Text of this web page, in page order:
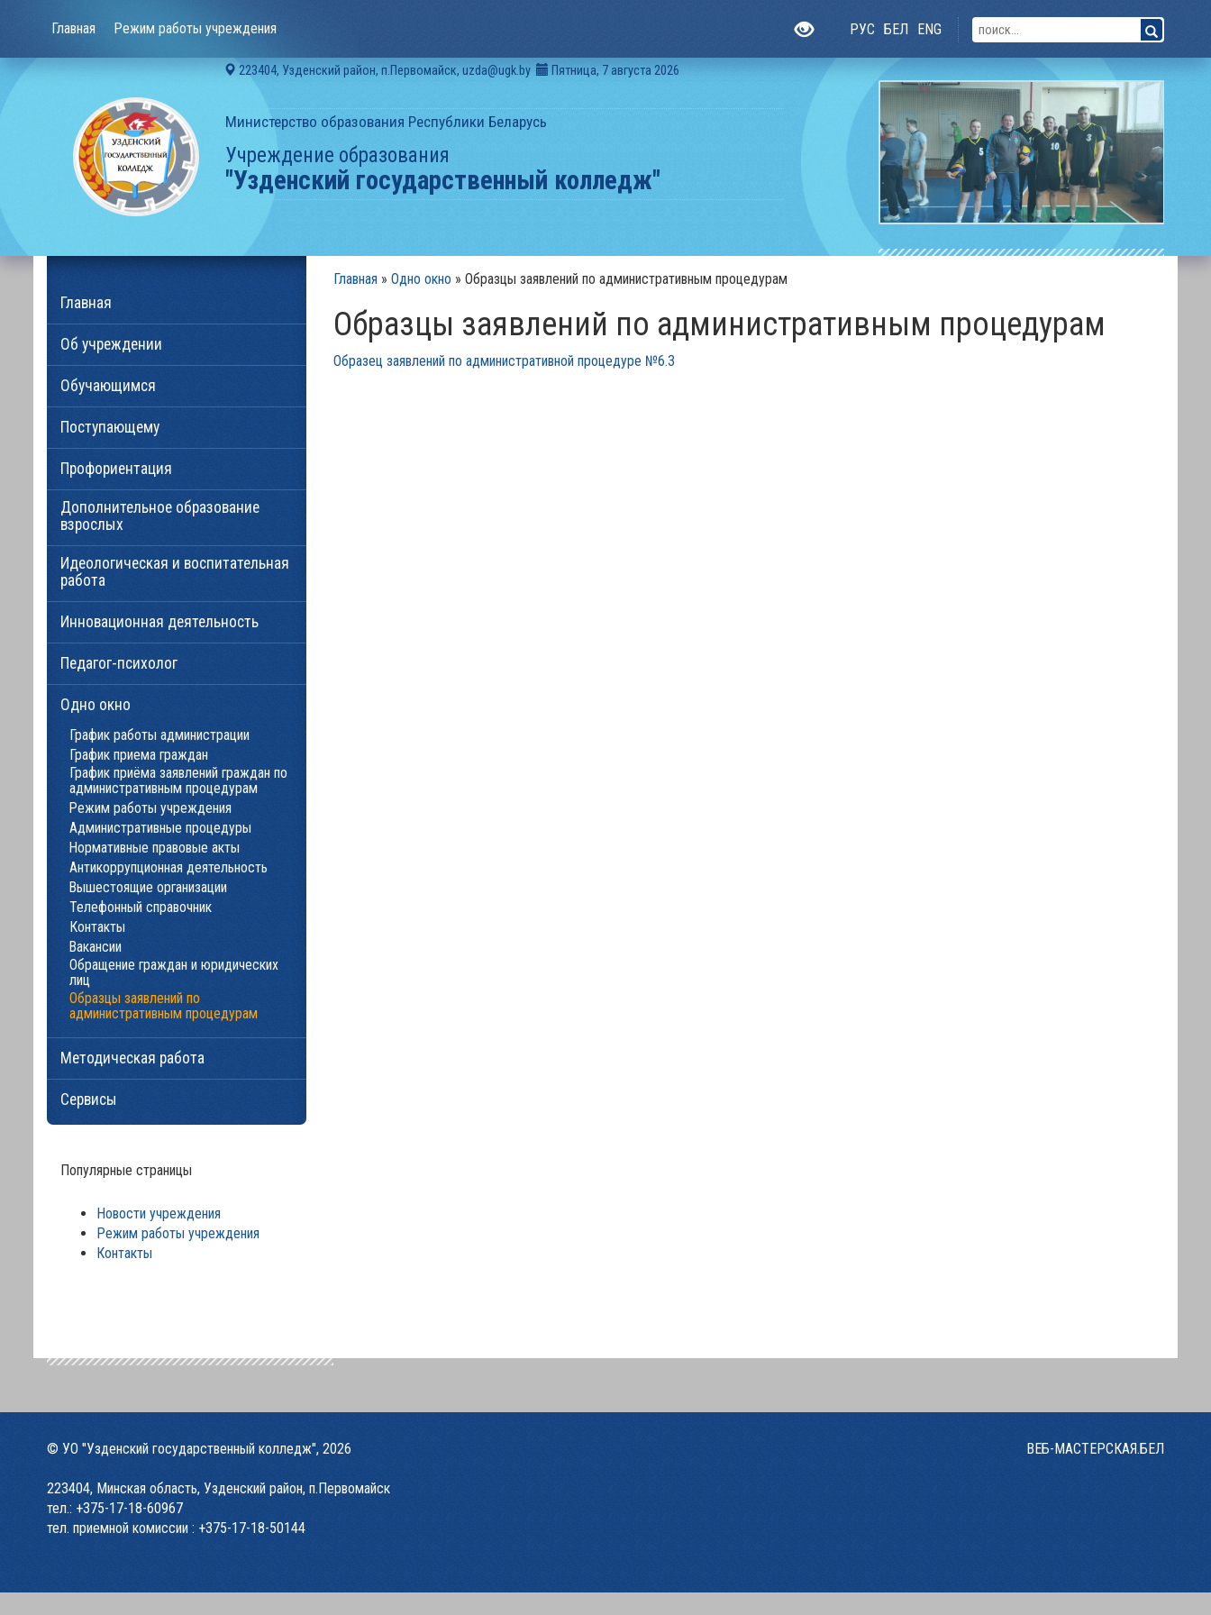
Главная Режим работы учреждения РУС БЕЛ ENG
223404, Узденский район, п.Первомайск, uzda@ugk.by Пятница, 7 августа 2026
Министерство образования Республики Беларусь
Учреждение образования
"Узденский государственный колледж"
Главная » Одно окно » Образцы заявлений по административным процедурам
Образцы заявлений по административным процедурам
Образец заявлений по административной процедуре №6.3
Главная
Об учреждении
Обучающимся
Поступающему
Профориентация
Дополнительное образование
взрослых
Идеологическая и воспитательная
работа
Инновационная деятельность
Педагог-психолог
Одно окно
График работы администрации
График приема граждан
График приёма заявлений граждан по
административным процедурам
Режим работы учреждения
Административные процедуры
Нормативные правовые акты
Антикоррупционная деятельность
Вышестоящие организации
Телефонный справочник
Контакты
Вакансии
Обращение граждан и юридических
лиц
Образцы заявлений по
административным процедурам
Методическая работа
Сервисы
Популярные страницы
Новости учреждения
Режим работы учреждения
Контакты
© УО "Узденский государственный колледж", 2026
223404, Минская область, Узденский район, п.Первомайск
тел.: +375-17-18-60967
тел. приемной комиссии : +375-17-18-50144
ВЕБ-МАСТЕРСКАЯ.БЕЛ